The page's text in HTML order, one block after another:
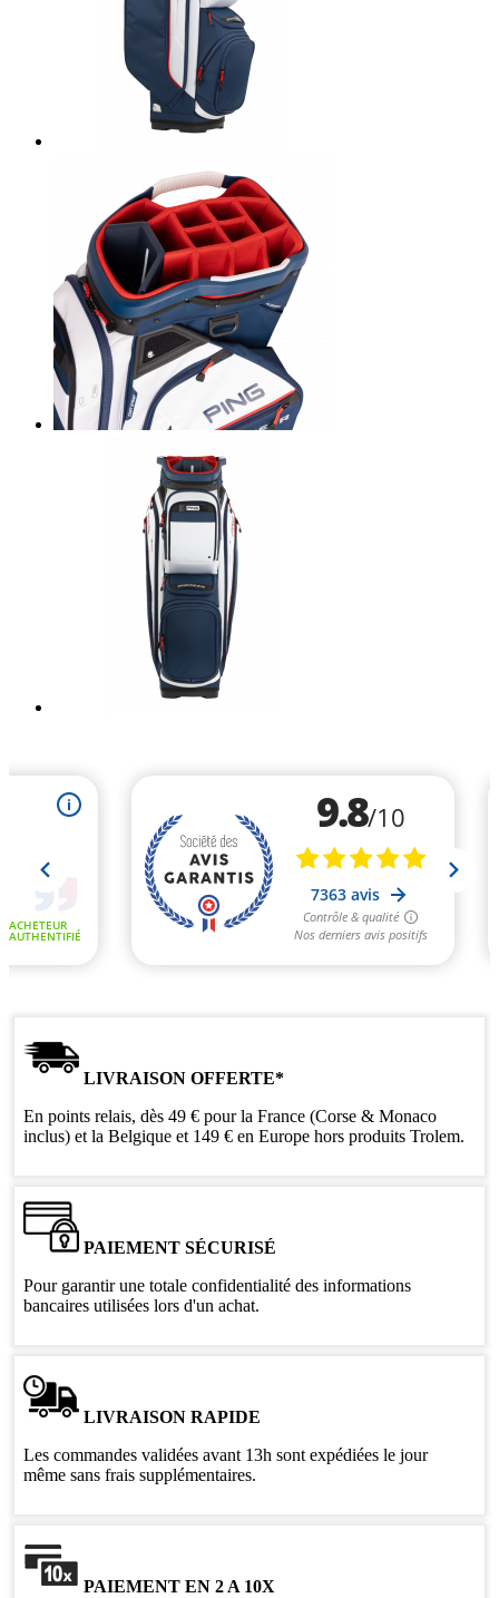
LIVRAISON OFFERTE*
En points relais, dès 49 € pour la France (Corse & Monaco
inclus) et la Belgique et 149 € en Europe hors produits Trolem.
PAIEMENT SÉCURISÉ
Pour garantir une totale confidentialité des informations
bancaires utilisées lors d'un achat.
LIVRAISON RAPIDE
Les commandes validées avant 13h sont expédiées le jour
même sans frais supplémentaires.
PAIEMENT EN 2 A 10X